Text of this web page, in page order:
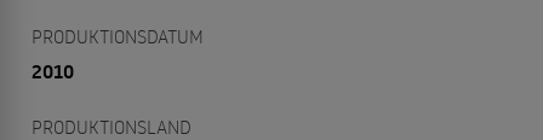
PRODUKTIONSDATUM
2010
PRODUKTIONSLAND